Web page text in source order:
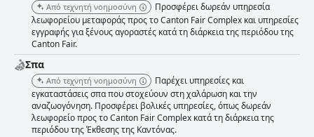
Από τεχνητή νοημοσύνη
Προσφέρει δωρεάν υπηρεσία
λεωφορείου μεταφοράς προς το Canton Fair Complex και υπηρεσίες
εγγραφής για ξένους αγοραστές κατά τη διάρκεια της περιόδου της
Canton Fair.
Σπα
Από τεχνητή νοημοσύνη
Παρέχει υπηρεσίες και
εγκαταστάσεις σπα που στοχεύουν στη χαλάρωση και την
αναζωογόνηση. Προσφέρει βολικές υπηρεσίες, όπως δωρεάν
λεωφορείο προς το Canton Fair Complex κατά τη διάρκεια της
περιόδου της Έκθεσης της Καντόνας.